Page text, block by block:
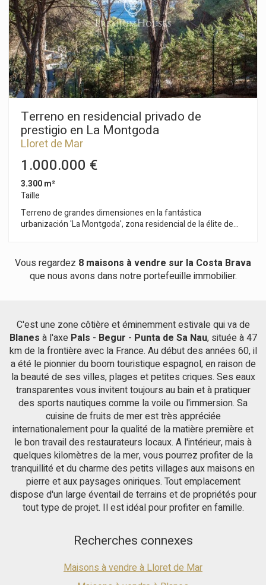
Terreno en residencial privado de
prestigio en La Montgoda
Lloret de Mar
1.000.000 €
3.300 m²
Taille
Terreno de grandes dimensiones en la fantástica
urbanización 'La Montgoda', zona residencial de la élite de
divisible en dos o cuatro parcelas, con un tamaño mínimo de
parcela de 800 m². Según la normativa urbanística de la zona,
se puede construir hasta 500 m² de vivienda distribuidos en
edificabilidad del 40 %.
Vous regardez 8 maisons à vendre sur la Costa Brava
que nous avons dans notre portefeuille immobilier.
C'est une zone côtière et éminemment estivale qui va de
Blanes à l'axePals - Begur - Punta de Sa Nau, située à 47
km de la frontière avec la France. Au début des années 60, il
a été le pionnier du boom touristique espagnol, en raison de
la beauté de ses villes, plages et petites criques. Ses eaux
transparentes vous invitent toujours au bain et à pratiquer
des sports nautiques comme la voile ou l'immersion. Sa
cuisine de fruits de mer est très appréciée
internationalement pour la qualité de la matière première et
le bon travail des restaurateurs locaux. A l'intérieur, mais à
quelques kilomètres de la mer, vous pourrez profiter de la
tranquillité et du charme des petits villages aux maisons en
pierre et aux paysages oniriques. Tout emplacement
dispose d'un large éventail de terrains et de propriétés pour
tout type de projet. Il est idéal pour profiter en famille.
Recherches connexes
Maisons à vendre à Lloret de Mar